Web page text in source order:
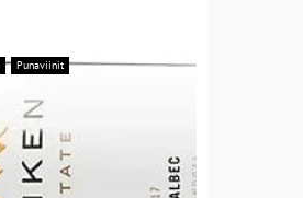
Punaviinit